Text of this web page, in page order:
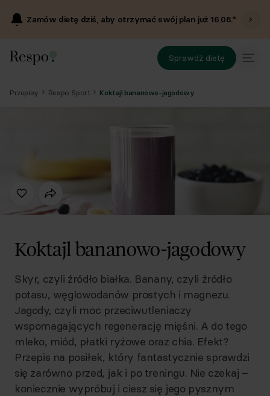
Zamów dietę dziś, aby otrzymać swój plan już16.08.*
Sprawdź dietę
Przepisy Respo Sport Koktajl bananowo-jagodowy
Koktajl bananowo-jagodowy
Skyr, czyli źródło białka. Banany, czyli źródło
potasu, węglowodanów prostych i magnezu.
Jagody, czyli moc przeciwutleniaczy
wspomagających regenerację mięśni. A do tego
mleko, miód, płatki ryżowe oraz chia. Efekt?
Przepis na posiłek, który fantastycznie sprawdzi
się zarówno przed, jak i po treningu. Nie czekaj –
koniecznie wypróbuj i ciesz się jego pysznym